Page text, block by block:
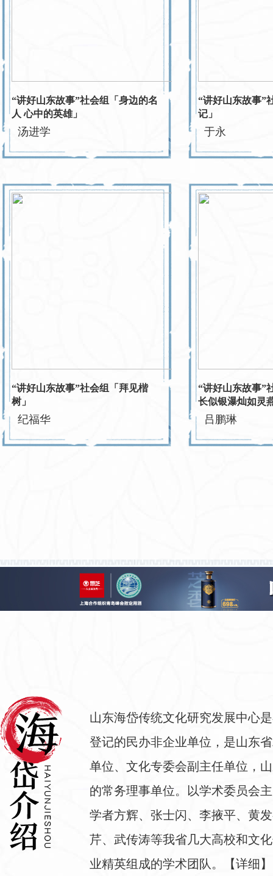
“讲好山东故事”社会组「身边的名
人 心中的英雄」
汤进学
“讲好山东故事”
记」
于永
“讲好山东故事”社会组「拜见楷
树」
纪福华
“讲好山东故事”
长似银瀑灿如灵
吕鹏琳
山东海岱传统文化研究发展中心
登记的民办非企业单位，是山东
单位、文化专委会副主任单位，
的常务理事单位。以学术委员会
学者方辉、张士闪、李掖平、黄
芹、武传涛等我省几大高校和文
业精英组成的学术团队。
【详细】